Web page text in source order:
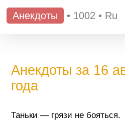
Анекдоты • 1002 • Ru
Анекдоты за 16
года
Таньки — грязи не бояться.